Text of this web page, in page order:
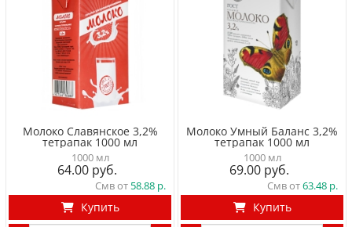
Молоко Славянское 3,2%
тетрапак 1000 мл
1000 мл
64.00
Смв от 58.88
Купить
Молоко Умный Баланс 3,2%
тетрапак 1000 мл
1000 мл
69.00
Смв от63.48
Купить